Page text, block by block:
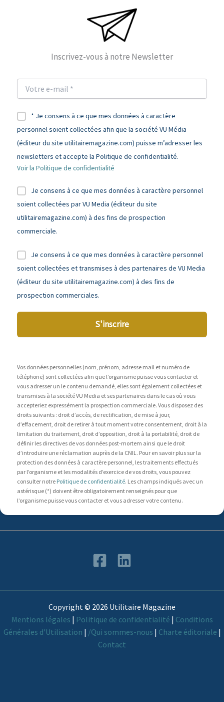
Inscrivez-vous à notre Newsletter
* Je consens à ce que mes données à caractère
personnel soient collectées afin que la société VU Média
(éditeur du site utilitairemagazine.com) puisse m’adresser les
newsletters et accepte la Politique de confidentialité.
Voir la Politique de confidentialité
Je consens à ce que mes données à caractère personnel
soient collectées par VU Media (éditeur du site
utilitairemagazine.com) à des fins de prospection
commerciale.
Je consens à ce que mes données à caractère personnel
soient collectées et transmises à des partenaires de VU Media
(éditeur du site utilitairemagazine.com) à des fins de
prospection commerciales.
S'inscrire
Vos données personnelles (nom, prénom, adresse mail et numéro de
téléphone) sont collectées afin que l’organisme puisse vous contacter et
vous adresser un le contenu demandé, elles sont également collectées et
transmises à la société VU Media et ses partenaires dans le cas où vous
accepteriez expressément la prospection commerciale. Vous disposez des
droits suivants : droit d’accès, de rectification, de mise à jour,
d’effacement, droit de retirer à tout moment votre consentement, droit à la
limitation du traitement, droit d’opposition, droit à la portabilité, droit de
définir les directives de vos données post-mortem ainsi que le droit
d’introduire une réclamation auprès de la CNIL. Pour en savoir plus sur la
protection des données à caractère personnel, les traitements effectués
par l’organisme et les modalités d’exercice de vos droits, vous pouvez
consulter notre Politique de confidentialité. Les champs indiqués avec un
astérisque (*) doivent être obligatoirement renseignés pour que
l’organisme puisse vous contacter et vous adresser votre contenu.
Copyright © 2026 Utilitaire Magazine
Mentions légales | Politique de confidentialité | Conditions
Générales d'Utilisation | /Qui sommes-nous | Charte éditoriale |
Contact